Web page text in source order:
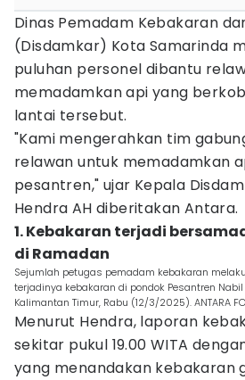
Dinas Pemadam Kebakaran
(Disdamkar) Kota Samarinda
puluhan personel dibantu
memadamkan api yang
lantai tersebut.
"Kami mengerahkan tim
relawan untuk memadamkan
pesantren," ujar Kepala
Hendra AH diberitakan Antara.
1. Kebakaran terjadi
di Ramadan
Sejumlah petugas pemadam kebakaran
terjadinya kebakaran di pondok Pesantren
Kalimantan Timur, Rabu (12/3/2025). ANTARA
Menurut Hendra, laporan
sekitar pukul 19.00 WITA
yang menandakan kebakaran